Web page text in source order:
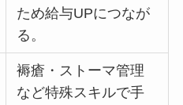
ため給与UPにつなが
る。
褥瘡・ストーマ管理
など特殊スキルで手